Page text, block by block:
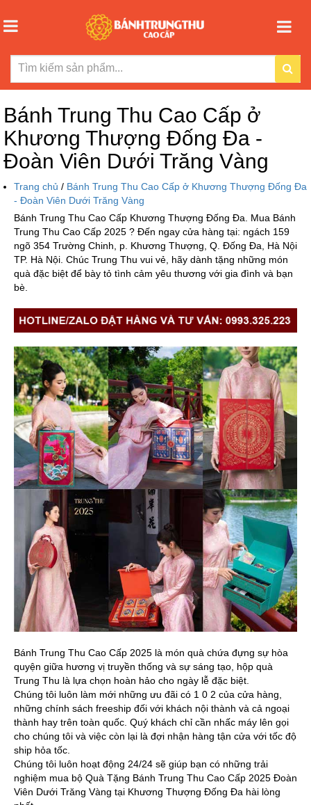
Bánh Trung Thu Cao Cấp ở
Khương Thượng Đống Đa -
Đoàn Viên Dưới Trăng Vàng
Trang chủ / Bánh Trung Thu Cao Cấp ở Khương Thượng Đống Đa
- Đoàn Viên Dưới Trăng Vàng
Bánh Trung Thu Cao Cấp Khương Thượng Đống Đa. Mua Bánh
Trung Thu Cao Cấp 2025 ? Đến ngay cửa hàng tại: ngách 159
ngõ 354 Trường Chinh, p. Khương Thượng, Q. Đống Đa, Hà Nội
TP. Hà Nội. Chúc Trung Thu vui vẻ, hãy dành tặng những món
quà đặc biệt để bày tỏ tình cảm yêu thương với gia đình và bạn
bè.
Bánh Trung Thu Cao Cấp 2025 là món quà chứa đựng sự hòa
quyện giữa hương vị truyền thống và sự sáng tạo, hộp quà
Trung Thu là lựa chọn hoàn hảo cho ngày lễ đặc biệt.
Chúng tôi luôn làm mới những ưu đãi có 1 0 2 của cửa hàng,
những chính sách freeship đối với khách nội thành và cả ngoại
thành hay trên toàn quốc. Quý khách chỉ cần nhấc máy lên gọi
cho chúng tôi và việc còn lại là đợi nhận hàng tận cửa với tốc độ
ship hỏa tốc.
Chúng tôi luôn hoạt động 24/24 sẽ giúp bạn có những trải
nghiệm mua bộ Quà Tặng Bánh Trung Thu Cao Cấp 2025 Đoàn
Viên Dưới Trăng Vàng tại Khương Thượng Đống Đa hài lòng